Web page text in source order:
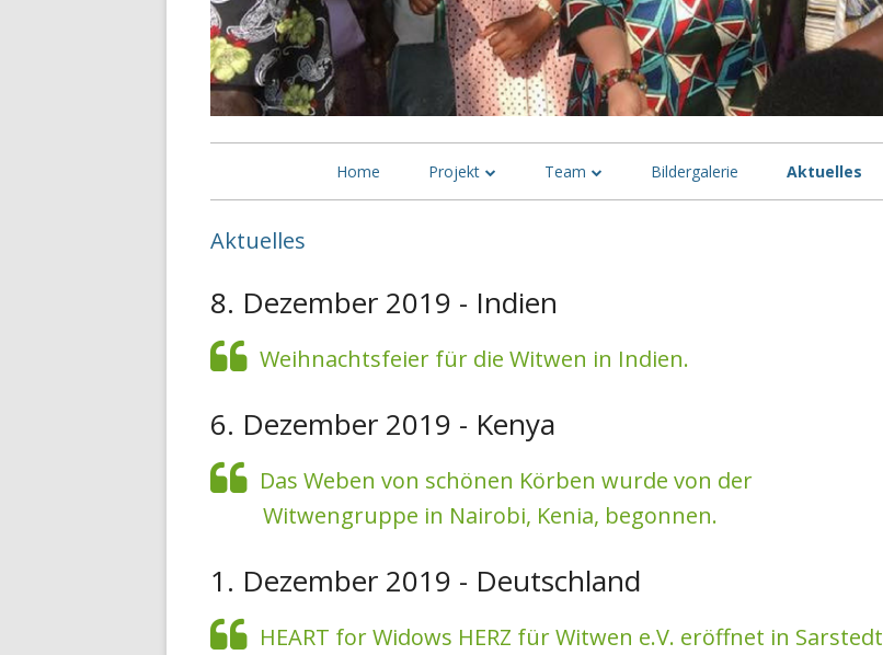
Menü
Home Projekt
Besseres Leben für Witwen
Team
Indien
Tansania
Bildergalerie Aktuelles
Aktuelles
8. Dezember 2019 - Indien
Weihnachtsfeier für die Witwen in Indien.
6. Dezember 2019 - Kenya
Das Weben von schönen Körben wurde von der
Witwengruppe in Nairobi, Kenia, begonnen.
1. Dezember 2019 - Deutschland
HEART for Widows HERZ für Witwen e.V. eröffnet in Sarstedt